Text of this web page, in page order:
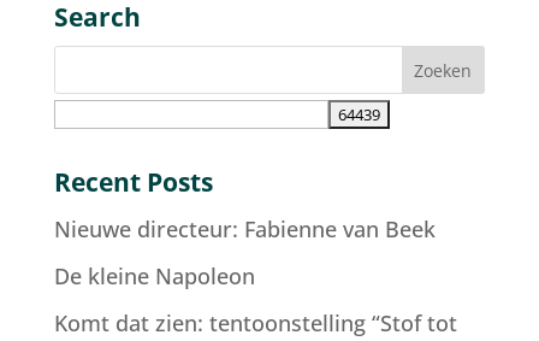
Search
Recent Posts
Nieuwe directeur: Fabienne van Beek
De kleine Napoleon
Komt dat zien: tentoonstelling “Stof tot